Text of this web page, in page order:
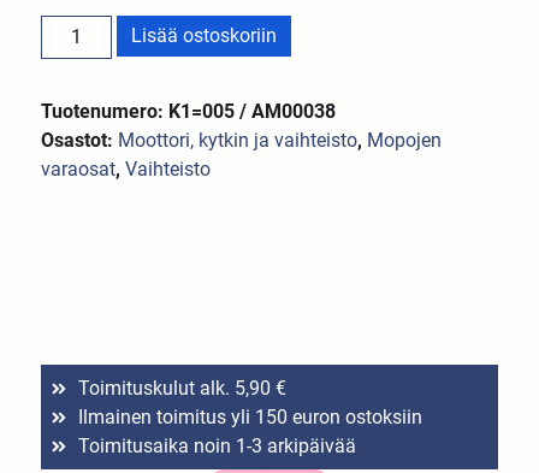
Lisää ostoskoriin
Tuotenumero: K1=005 / AM00038
Osastot: Moottori, kytkin ja vaihteisto, Mopojen
varaosat,Vaihteisto
Toimituskulut alk. 5,90 €
Ilmainen toimitus yli 150 euron ostoksiin
Toimitusaika noin 1-3 arkipäivää